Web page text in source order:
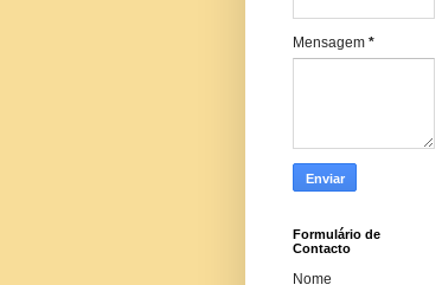
Mensagem *
Formulário de
Contacto
Nome